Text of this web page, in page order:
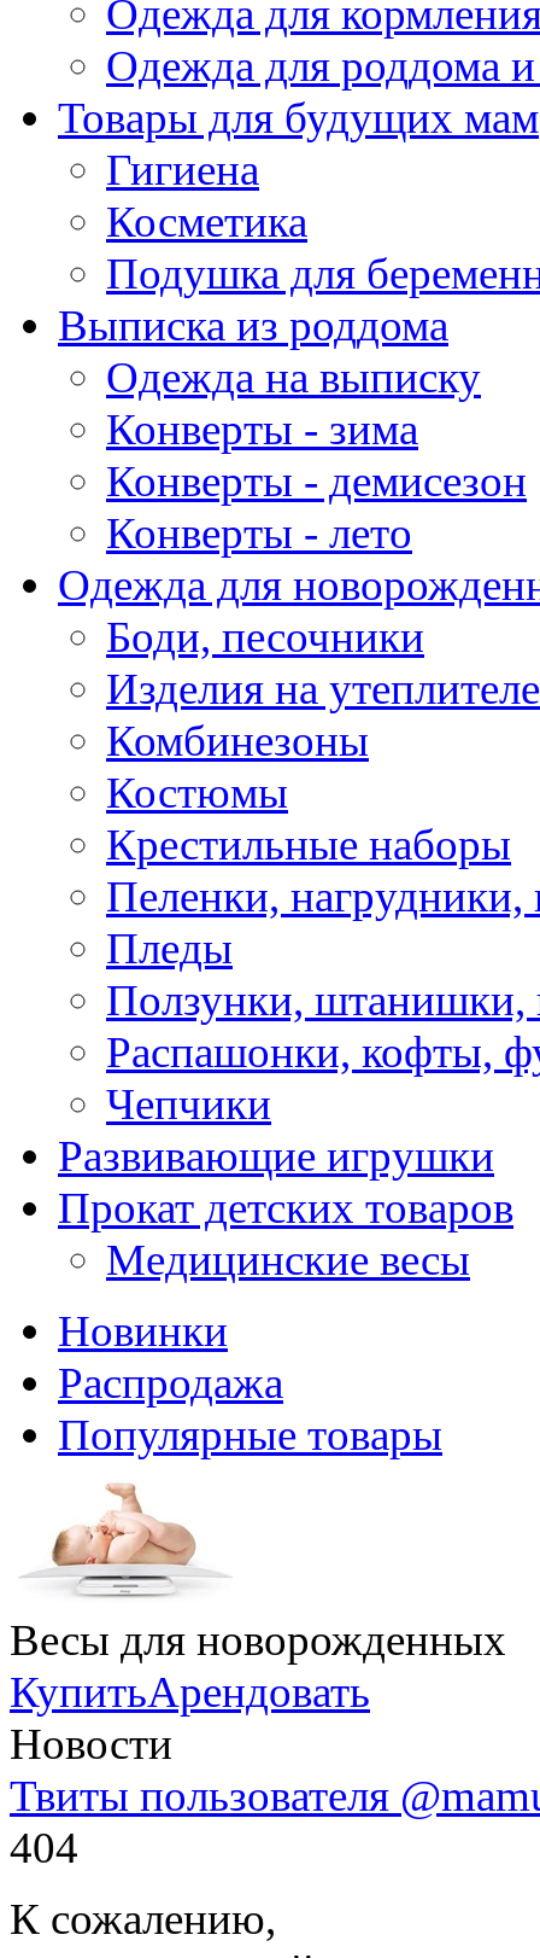
Одежда для
Одежда для роддома
Товары для будущих мам
Гигиена
Косметика
Подушка для
Выписка из роддома
Одежда на выписку
Конверты - зима
Конверты - демисезон
Конверты - лето
Одежда для
Боди, песочники
Изделия на утеплителе
Комбинезоны
Костюмы
Крестильные наборы
Пеленки, нагрудники,
Пледы
Ползунки, штанишки,
Распашонки, кофты,
Чепчики
Развивающие игрушки
Прокат детских товаров
Медицинские весы
Новинки
Распродажа
Популярные товары
Весы для новорожденных
КупитьАрендовать
Новости
Твиты пользователя
404
К сожалению,